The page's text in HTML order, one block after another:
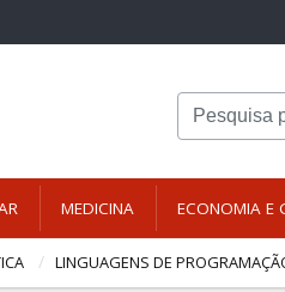
MEDICINA ECONOMIA E
LINGUAGENS DE